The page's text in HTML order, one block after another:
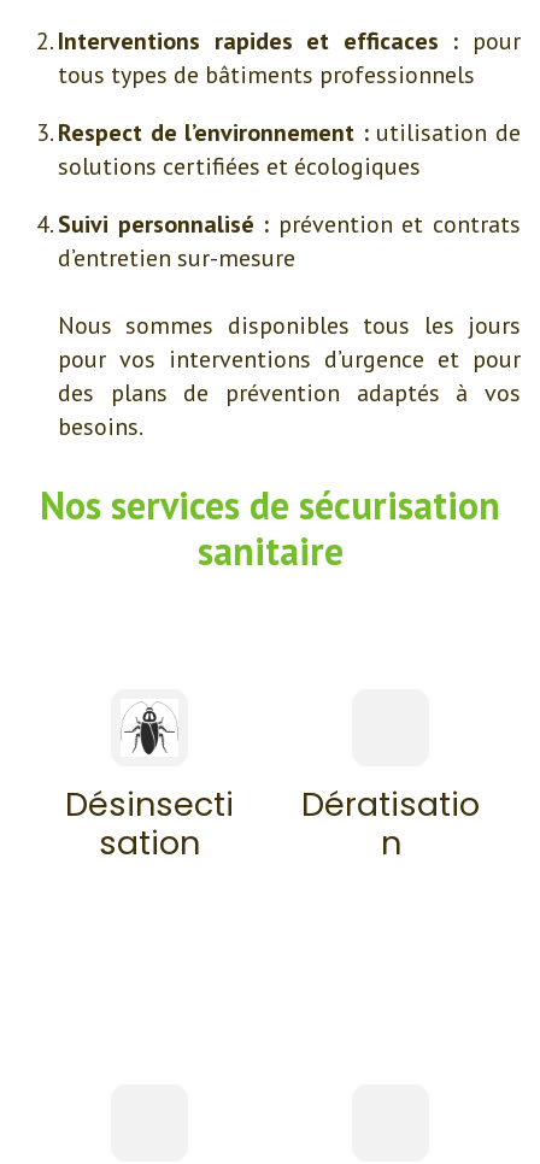
Interventions rapides et efficaces : pour
tous types de bâtiments professionnels
Respect de l’environnement :utilisation de
solutions certifiées et écologiques
Suivi personnalisé : prévention et contrats
d’entretien sur-mesure
Nous sommes disponibles tous les jours
pour vos interventions d’urgence et pour
des plans de prévention adaptés à vos
besoins.
Nos services de sécurisation
sanitaire
Désinsecti
sation
Dératisatio
n